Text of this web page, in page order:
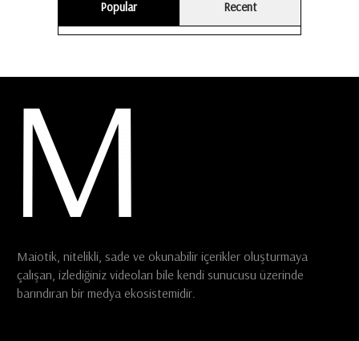
Popular Recent
Maiotik, nitelikli, sade ve okunabilir içerikler oluşturmaya
çalışan, izlediğiniz videoları bile kendi sunucusu üzerinde
barındıran bir medya ekosistemidir.